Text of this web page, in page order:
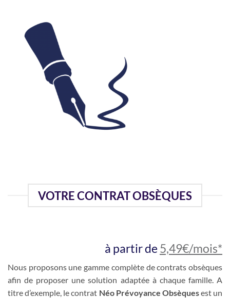
VOTRE CONTRAT OBSÈQUES
à partir de 5,49€/mois*
Nous proposons une gamme complète de contrats obsèques
afin de proposer une solution adaptée à chaque famille. A
titre d’exemple, le contrat Néo Prévoyance Obsèquesest un